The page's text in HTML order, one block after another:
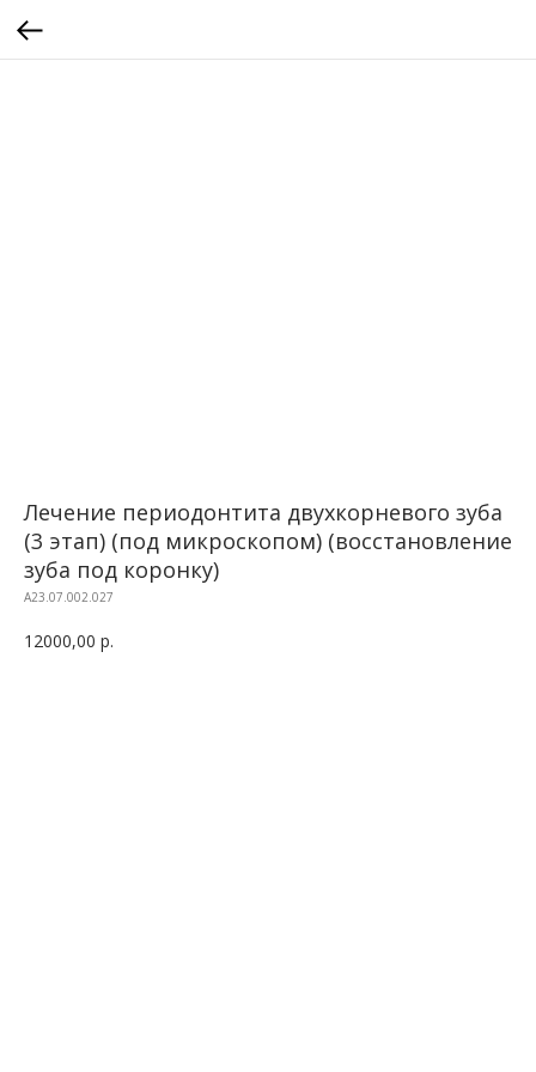
Лечение периодонтита двухкорневого зуба
(3 этап) (под микроскопом) (восстановление
зуба под коронку)
A23.07.002.027
12000,00 р.